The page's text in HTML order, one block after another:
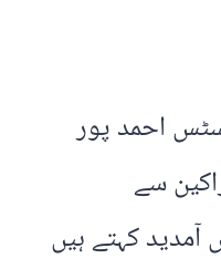
احمد پور
سے
کہتے ہیں